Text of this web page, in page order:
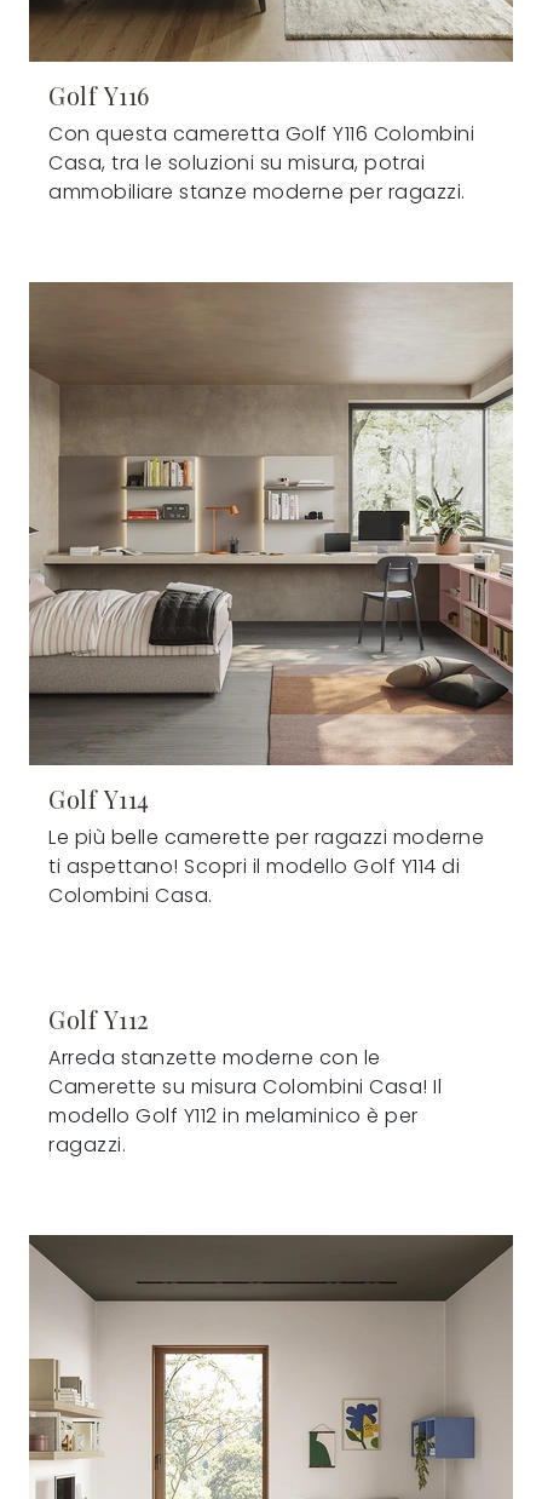
Golf Y116
Con questa cameretta Golf Y116 Colombini
Casa, tra le soluzioni su misura, potrai
ammobiliare stanze moderne per ragazzi.
Golf Y114
Le più belle camerette per ragazzi moderne
ti aspettano! Scopri il modello Golf Y114 di
Colombini Casa.
Golf Y112
Arreda stanzette moderne con le
Camerette su misura Colombini Casa! Il
modello Golf Y112 in melaminico è per
ragazzi.